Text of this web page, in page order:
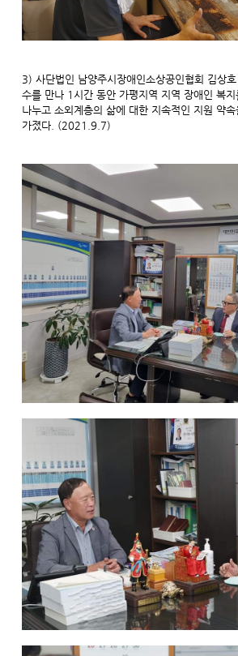
3) 사단법인 남양주시장애인소상공인협회 김상
수를 만나 1시간 동안 가평지역 지역 장애인 복
나누고 소외계층의 삶에 대한 지속적인 지원 약
가졌다. (2021.9.7)